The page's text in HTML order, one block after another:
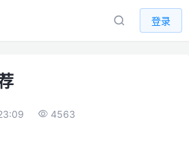
登录
4563